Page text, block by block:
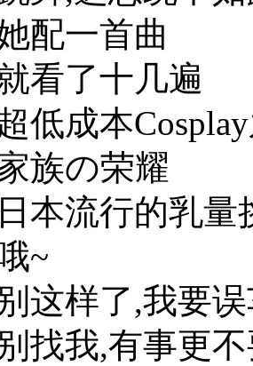
配一首曲
看了十几遍
低成本
族の荣耀
本流行的乳量
~
这样了,我要
找我,有事更